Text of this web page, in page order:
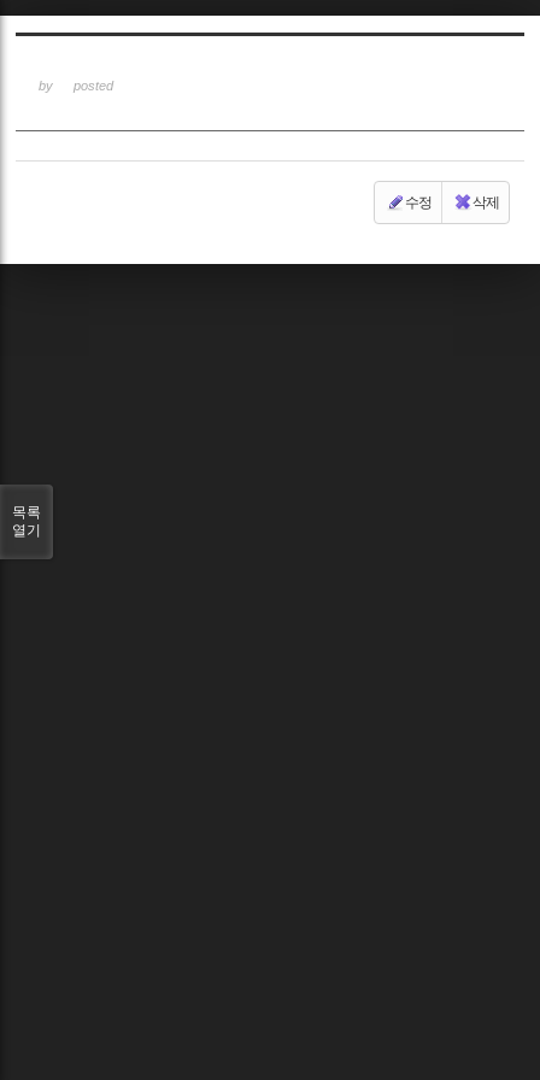
by posted
수정 삭제
목록
열기
Sketchbook5, 스케치북5
Sketchbook5, 스케치북5